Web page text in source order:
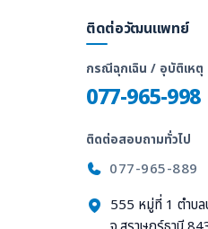
ติดต่อวัฒนแพทย์
กรณีฉุกเฉิน / อุบัติเหตุ
077-965-998
ติดต่อสอบถามทั่วไป
077-965-889
555 หมู่ที่ 1 ตำบล